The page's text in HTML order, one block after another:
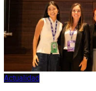
Actualidad